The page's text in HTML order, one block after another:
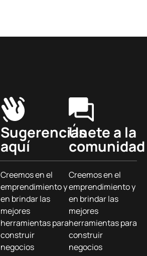
Sugerencias
aquí
Creemos en el
emprendimiento y
en brindar las
mejores
herramientas para
construir
negocios
Únete a la
comunidad
Creemos en el
emprendimiento y
en brindar las
mejores
herramientas para
construir
negocios